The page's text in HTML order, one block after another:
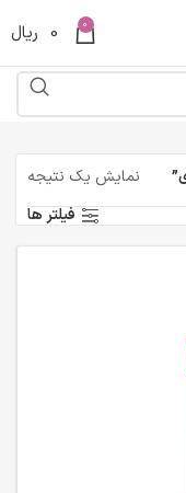
0
0 ریال
نمایش یک نتیجه
فیلتر ها